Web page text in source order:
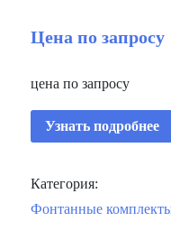
Цена по запросу
цена по запросу
Узнать подробнее
Категория:
Фонтанные